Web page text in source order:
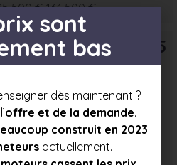
500 € 134 500 €
T5
moyen
000 €
Prix max
147 000 €
sont
bas
dès maintenant ?
offre et de la demande.
construit en 2023.
actuellement.